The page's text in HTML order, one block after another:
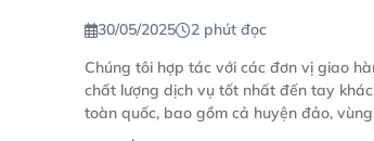
30/05/2025
2 phút đọc
Chúng tôi hợp tác với các đơn vị giao
chất lượng dịch vụ tốt nhất đến tay
toàn quốc, bao gồm cả huyện đảo,